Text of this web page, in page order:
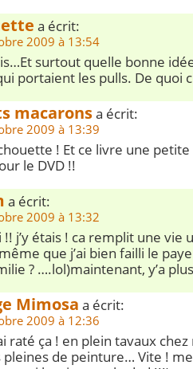
a écrit:
2009 à 13:54
surtout quelle bonne
portaient les pulls. De quoi
macaronsa écrit:
2009 à 13:39
! Et ce livre une
le DVD !!
a écrit:
2009 à 13:32
!! j’y étais ! ca remplit une
que j’ai bien failli le
? ….lol)maintenant, y’a
Mimosa a écrit:
2009 à 12:36
raté ça ! en plein tavaux
pleines de peinture… Vite !